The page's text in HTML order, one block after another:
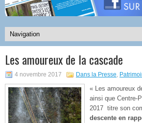
Les amoureux de la cascade
4 novembre 2017 Dans la Presse,
« Les amoureux
ainsi que Centre-
2017 titre son
descente en